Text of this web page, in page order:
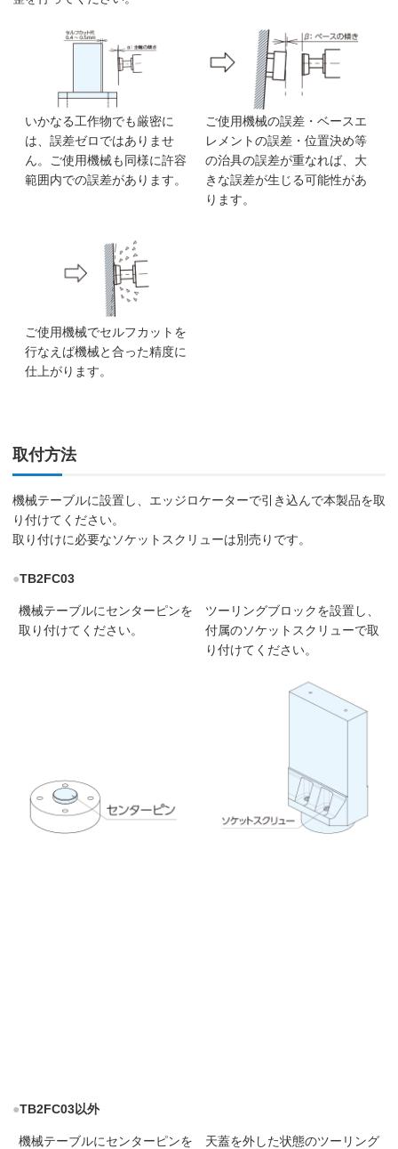
いかなる工作物でも厳密に
は、誤差ゼロではありませ
ん。ご使用機械も同様に許容
範囲内での誤差があります。
ご使用機械の誤差・ベースエ
レメントの誤差・位置決め等
の治具の誤差が重なれば、大
きな誤差が生じる可能性があ
ります。
ご使用機械でセルフカットを
行なえば機械と合った精度に
仕上がります。
取付方法
機械テーブルに設置し、エッジロケーターで引き込んで本製品を取
り付けてください。
取り付けに必要なソケットスクリューは別売りです。
●TB2FC03
機械テーブルにセンターピンを
取り付けてください。
ツーリングブロックを設置し、
付属のソケットスクリューで取
り付けてください。
●TB2FC03以外
機械テーブルにセンターピンを
天蓋を外した状態のツーリング